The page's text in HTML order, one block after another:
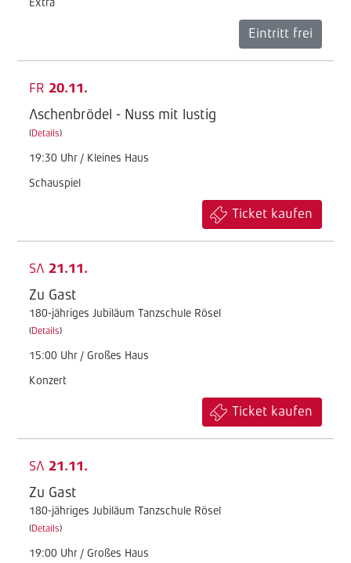
Extra
Eintritt frei
FR 20.11.
Aschenbrödel - Nuss mit lustig
(Details)
19:30 Uhr / Kleines Haus
Schauspiel
Ticket kaufen
SA 21.11.
Zu Gast
180-jähriges Jubiläum Tanzschule Rösel
(Details)
15:00 Uhr / Großes Haus
Konzert
Ticket kaufen
SA 21.11.
Zu Gast
180-jähriges Jubiläum Tanzschule Rösel
(Details)
19:00 Uhr / Großes Haus